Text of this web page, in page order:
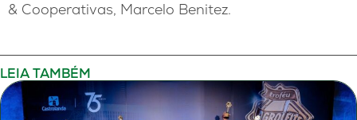
& Cooperativas, Marcelo Benitez.
LEIA TAMBÉM